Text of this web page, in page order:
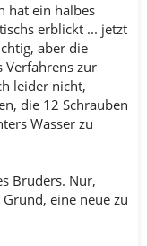
hat ein halbes
erblickt ... jetzt
aber die
Verfahrens zur
leider nicht,
die 12 Schrauben
Wasser zu
Bruders. Nur,
eine neue zu